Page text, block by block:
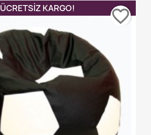
ÜCRETSIZ KARGO!
favorite_border